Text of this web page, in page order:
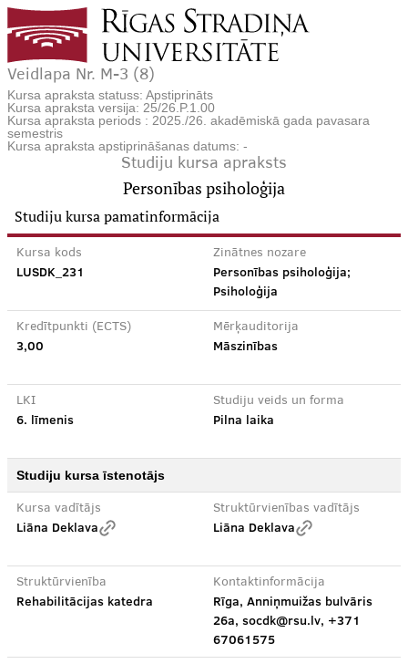
Veidlapa Nr. M-3 (8)
Kursa apraksta statuss: Apstiprināts
Kursa apraksta versija: 25/26.P.1.00
Kursa apraksta periods : 2025./26. akadēmiskā gada pavasara
semestris
Kursa apraksta apstiprināšanas datums: -
Studiju kursa apraksts
Personības psiholoģija
Studiju kursa pamatinformācija
Kursa kods
LUSDK_231
Zinātnes nozare
Personības psiholoģija;
Psiholoģija
Kredītpunkti (ECTS)
3,00
Mērķauditorija
Māszinības
LKI
6. līmenis
Studiju veids un forma
Pilna laika
Studiju kursa īstenotājs
Kursa vadītājs
Liāna Deklava
Struktūrvienības vadītājs
Liāna Deklava
Struktūrvienība
Rehabilitācijas katedra
Kontaktinformācija
Rīga, Anniņmuižas bulvāris
26a, socdk@rsu.lv, +371
67061575